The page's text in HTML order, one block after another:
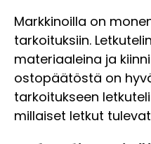
Markkinoilla on
tarkoituksiin.
materiaaleina ja
ostopäätöstä on
tarkoitukseen
millaiset letkut